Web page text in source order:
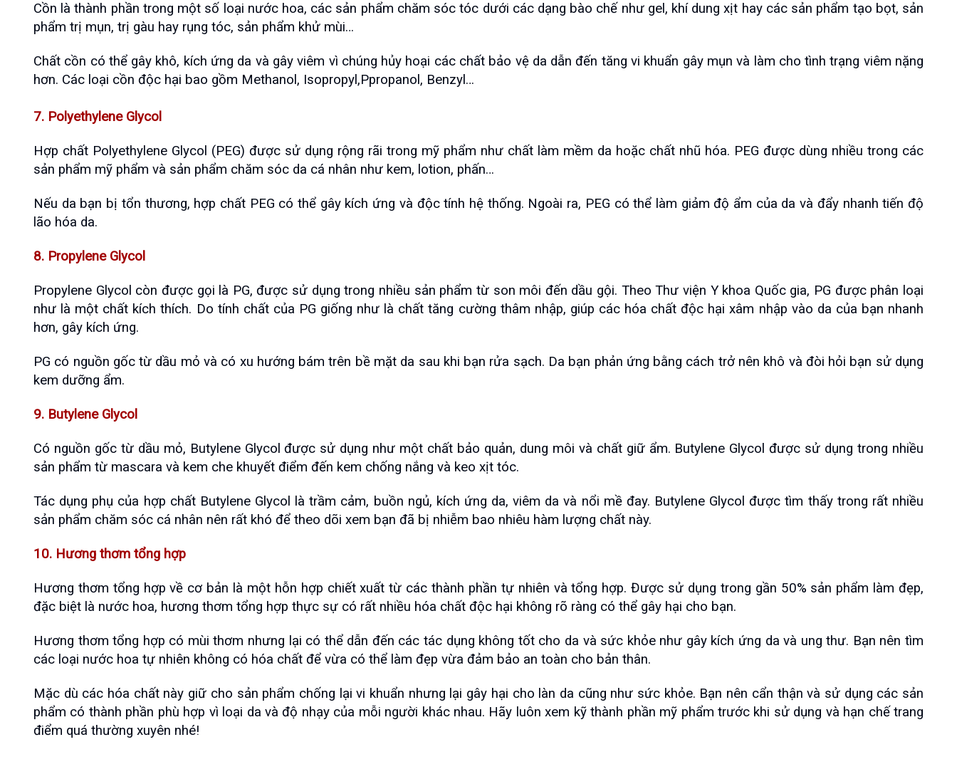
Cồn là thành phần trong một số loại nước hoa, các sản phẩm chăm sóc tóc dưới các dạng bào chế như gel, khí dung xịt hay các sản phẩm tạo bọt, sản
phẩm trị mụn, trị gàu hay rụng tóc, sản phẩm khử mùi…
Chất cồn có thể gây khô, kích ứng da và gây viêm vì chúng hủy hoại các chất bảo vệ da dẫn đến tăng vi khuẩn gây mụn và làm cho tình trạng viêm nặng
hơn. Các loại cồn độc hại bao gồm Methanol, Isopropyl,Ppropanol, Benzyl…
7. Polyethylene Glycol
Hợp chất Polyethylene Glycol (PEG) được sử dụng rộng rãi trong mỹ phẩm như chất làm mềm da hoặc chất nhũ hóa. PEG được dùng nhiều trong các
sản phẩm mỹ phẩm và sản phẩm chăm sóc da cá nhân như kem, lotion, phấn…
Nếu da bạn bị tổn thương, hợp chất PEG có thể gây kích ứng và độc tính hệ thống. Ngoài ra, PEG có thể làm giảm độ ẩm của da và đẩy nhanh tiến độ
lão hóa da.
8. Propylene Glycol
Propylene Glycol còn được gọi là PG, được sử dụng trong nhiều sản phẩm từ son môi đến dầu gội. Theo Thư viện Y khoa Quốc gia, PG được phân loại
như là một chất kích thích. Do tính chất của PG giống như là chất tăng cường thâm nhập, giúp các hóa chất độc hại xâm nhập vào da của bạn nhanh
hơn, gây kích ứng.
PG có nguồn gốc từ dầu mỏ và có xu hướng bám trên bề mặt da sau khi bạn rửa sạch. Da bạn phản ứng bằng cách trở nên khô và đòi hỏi bạn sử dụng
kem dưỡng ẩm.
9. Butylene Glycol
Có nguồn gốc từ dầu mỏ, Butylene Glycol được sử dụng như một chất bảo quản, dung môi và chất giữ ẩm. Butylene Glycol được sử dụng trong nhiều
sản phẩm từ mascara và kem che khuyết điểm đến kem chống nắng và keo xịt tóc.
Tác dụng phụ của hợp chất Butylene Glycol là trầm cảm, buồn ngủ, kích ứng da, viêm da và nổi mề đay. Butylene Glycol được tìm thấy trong rất nhiều
sản phẩm chăm sóc cá nhân nên rất khó để theo dõi xem bạn đã bị nhiễm bao nhiêu hàm lượng chất này.
10. Hương thơm tổng hợp
Hương thơm tổng hợp về cơ bản là một hỗn hợp chiết xuất từ các thành phần tự nhiên và tổng hợp. Được sử dụng trong gần 50% sản phẩm làm đẹp,
đặc biệt là nước hoa, hương thơm tổng hợp thực sự có rất nhiều hóa chất độc hại không rõ ràng có thể gây hại cho bạn.
Hương thơm tổng hợp có mùi thơm nhưng lại có thể dẫn đến các tác dụng không tốt cho da và sức khỏe như gây kích ứng da và ung thư. Bạn nên tìm
các loại nước hoa tự nhiên không có hóa chất để vừa có thể làm đẹp vừa đảm bảo an toàn cho bản thân.
Mặc dù các hóa chất này giữ cho sản phẩm chống lại vi khuẩn nhưng lại gây hại cho làn da cũng như sức khỏe. Bạn nên cẩn thận và sử dụng các sản
phẩm có thành phần phù hợp vì loại da và độ nhạy của mỗi người khác nhau. Hãy luôn xem kỹ thành phần mỹ phẩm trước khi sử dụng và hạn chế trang
điểm quá thường xuyên nhé!